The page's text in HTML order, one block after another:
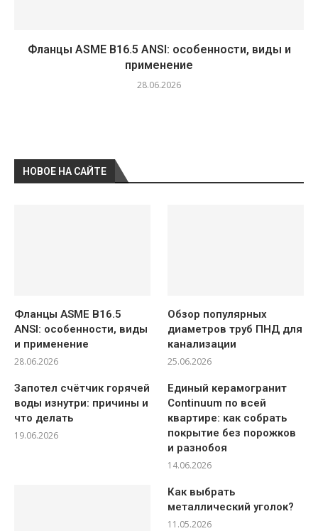
Фланцы ASME B16.5 ANSI: особенности, виды и
применение
28.06.2026
НОВОЕ НА САЙТЕ
Фланцы ASME B16.5
ANSI: особенности, виды
и применение
28.06.2026
Обзор популярных
диаметров труб ПНД для
канализации
25.06.2026
Запотел счётчик горячей
воды изнутри: причины и
что делать
19.06.2026
Единый керамогранит
Continuum по всей
квартире: как собрать
покрытие без порожков
и разнобоя
14.06.2026
Как выбрать
металлический уголок?
11.05.2026